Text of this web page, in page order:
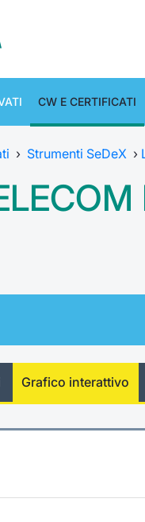
CW E CERTIFICATI
› Strumenti SeDeX ›
Grafico interattivo